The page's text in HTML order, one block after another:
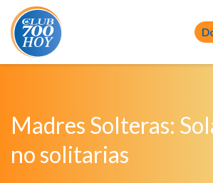
Madres Solteras:
no solitarias